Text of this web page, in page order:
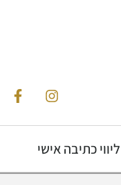
ליווי כתיבה אישי